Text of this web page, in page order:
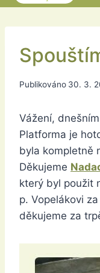
Publikováno 30. 3.
Vážení,
Platforma je
byla kompletně
Děkujeme
který byl použit
p. Vopelákovi
děkujeme za